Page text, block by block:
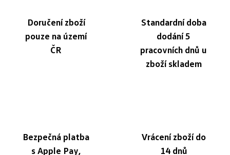
Doručení zboží
pouze na území
ČR
Standardní doba
dodání 5
pracovních dnů u
zboží skladem
Bezpečná platba
s Apple Pay,
Vrácení zboží do
14 dnů